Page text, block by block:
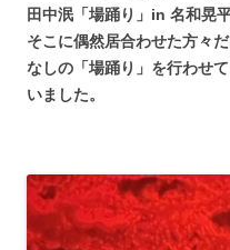
田中泯「場踊り」in 名和晃
そこに偶然居合わせた方々
なしの「場踊り」を行わせ
いました。